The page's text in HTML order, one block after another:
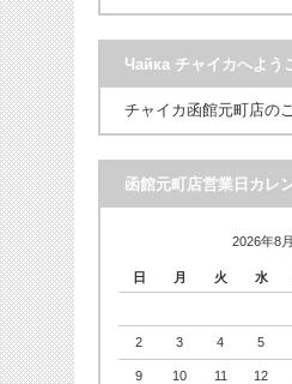
Чайка チャイカへよう
チャイカ函館元町店の
函館元町店営業日カレ
2026年8月
日 月 火 水
2 3 4 5
9 10 11 12